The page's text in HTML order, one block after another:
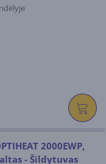
2000EWP,
- Šildytuvas